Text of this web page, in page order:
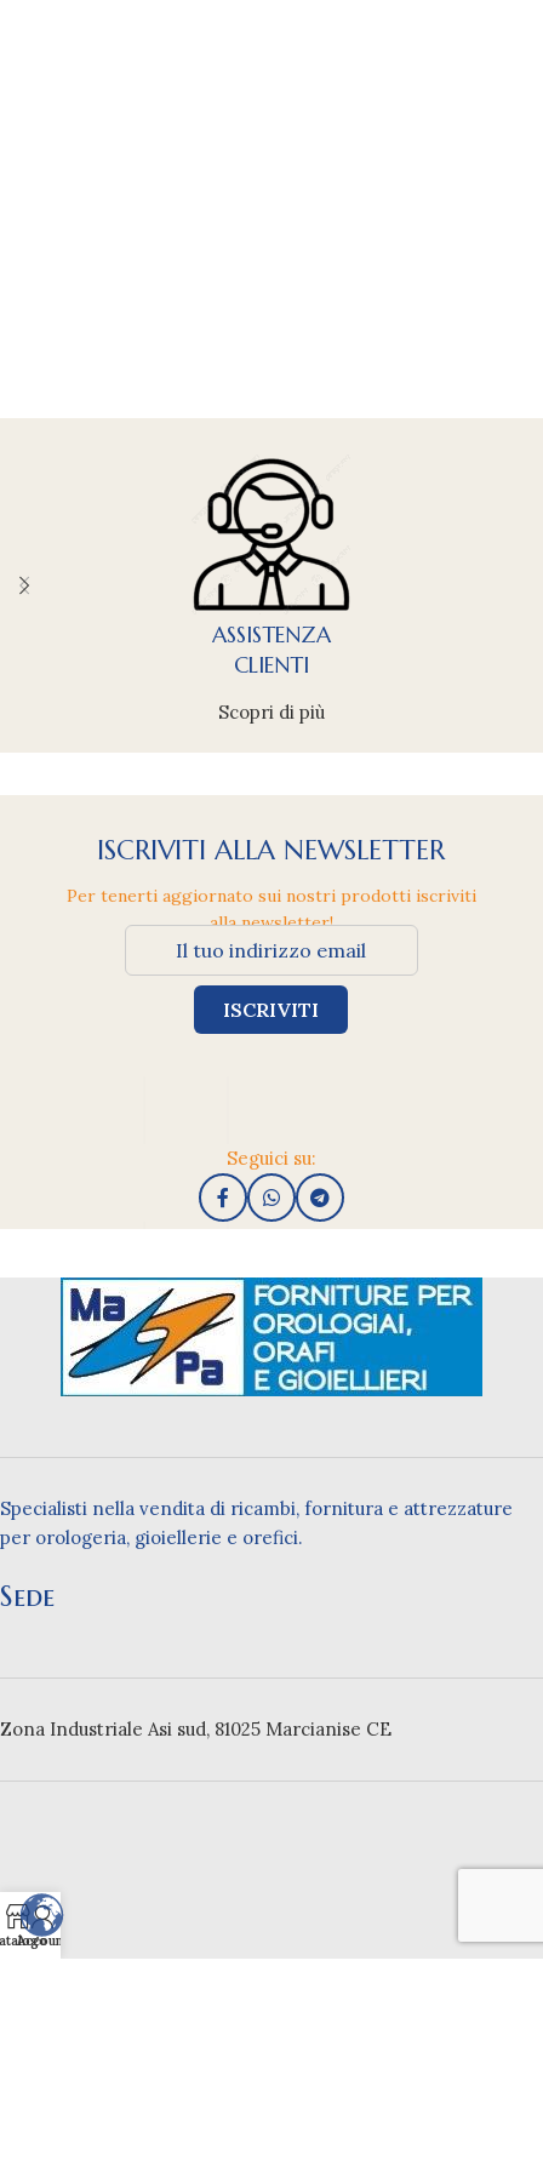
ASSISTENZA
CLIENTI
Scopri di più
ISCRIVITI ALLA NEWSLETTER
Per tenerti aggiornato sui nostri prodotti iscriviti
alla newsletter!
Seguici su:
Specialisti nella vendita di ricambi, fornitura e attrezzature
per orologeria, gioiellerie e orefici.
Sede
Zona Industriale Asi sud, 81025 Marcianise CE
Account